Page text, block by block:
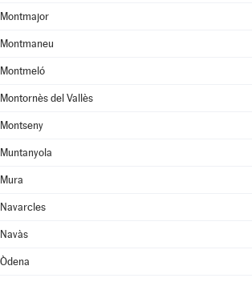
Montmajor
Montmaneu
Montmeló
Montornès del Vallès
Montseny
Muntanyola
Mura
Navarcles
Navàs
Òdena